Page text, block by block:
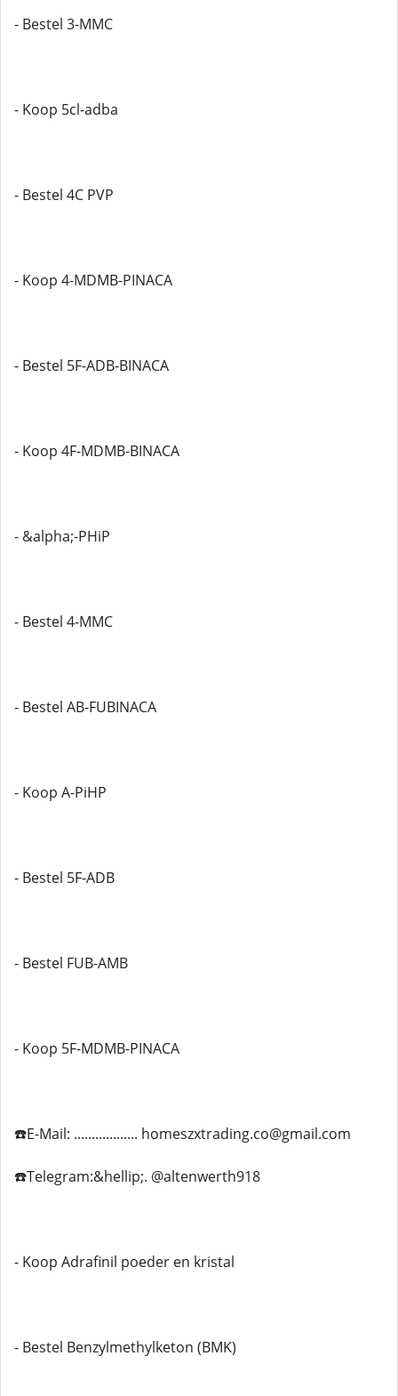
- Bestel 3-MMC
- Koop 5cl-adba
- Bestel 4C PVP
- Koop 4-MDMB-PINACA
- Bestel 5F-ADB-BINACA
- Koop 4F-MDMB-BINACA
- &alpha;-PHiP
- Bestel 4-MMC
- Bestel AB-FUBINACA
- Koop A-PiHP
- Bestel 5F-ADB
- Bestel FUB-AMB
- Koop 5F-MDMB-PINACA
☎️E-Mail: .................. homeszxtrading.co@gmail.com
☎️Telegram:&hellip;. @altenwerth918
- Koop Adrafinil poeder en kristal
- Bestel Benzylmethylketon (BMK)